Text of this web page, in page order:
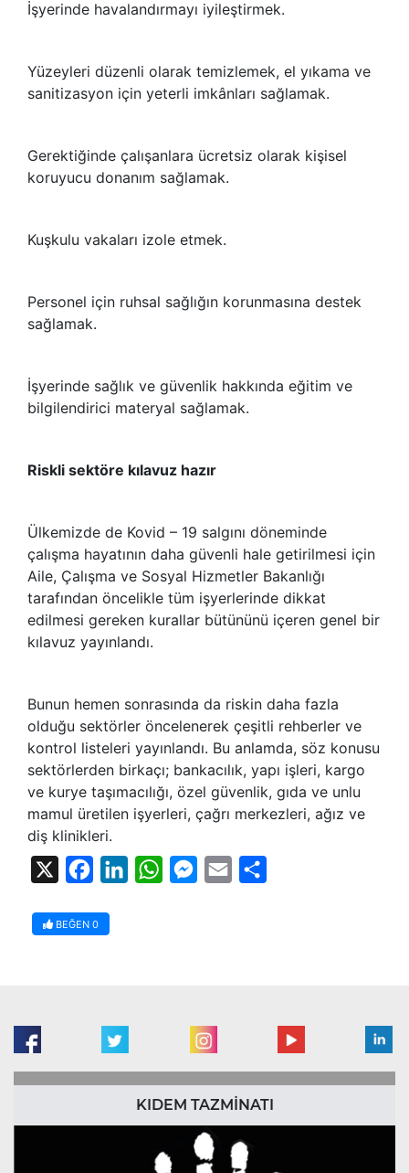
İşyerinde havalandırmayı iyileştirmek.
Yüzeyleri düzenli olarak temizlemek, el yıkama ve
sanitizasyon için yeterli imkânları sağlamak.
Gerektiğinde çalışanlara ücretsiz olarak kişisel
koruyucu donanım sağlamak.
Kuşkulu vakaları izole etmek.
Personel için ruhsal sağlığın korunmasına destek
sağlamak.
İşyerinde sağlık ve güvenlik hakkında eğitim ve
bilgilendirici materyal sağlamak.
Riskli sektöre kılavuz hazır
Ülkemizde de Kovid – 19 salgını döneminde
çalışma hayatının daha güvenli hale getirilmesi için
Aile, Çalışma ve Sosyal Hizmetler Bakanlığı
tarafından öncelikle tüm işyerlerinde dikkat
edilmesi gereken kurallar bütününü içeren genel bir
kılavuz yayınlandı.
Bunun hemen sonrasında da riskin daha fazla
olduğu sektörler öncelenerek çeşitli rehberler ve
kontrol listeleri yayınlandı. Bu anlamda, söz konusu
sektörlerden birkaçı; bankacılık, yapı işleri, kargo
ve kurye taşımacılığı, özel güvenlik, gıda ve unlu
mamul üretilen işyerleri, çağrı merkezleri, ağız ve
diş klinikleri.
FacebookLinkedInWhatsAppMessenger
Email
BEĞEN 0
KIDEM TAZMİNATI